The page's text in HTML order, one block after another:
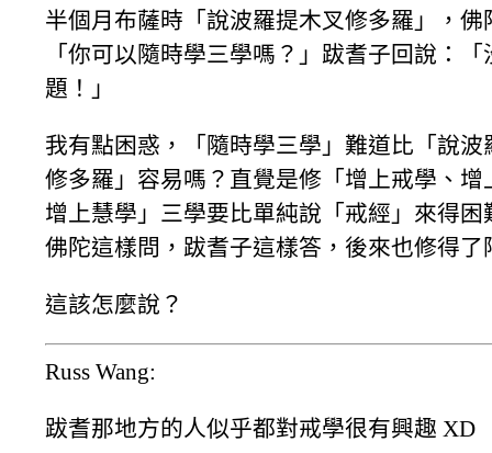
半個月布薩時「說波羅提木叉修多羅」，佛
「你可以隨時學三學嗎？」跋耆子回說：「
題！」
我有點困惑，「隨時學三學」難道比「說波
修多羅」容易嗎？直覺是修「增上戒學、增
增上慧學」三學要比單純說「戒經」來得困
佛陀這樣問，跋耆子這樣答，後來也修得了
這該怎麼說？
Russ Wang:
跋耆那地方的人似乎都對戒學很有興趣 XD